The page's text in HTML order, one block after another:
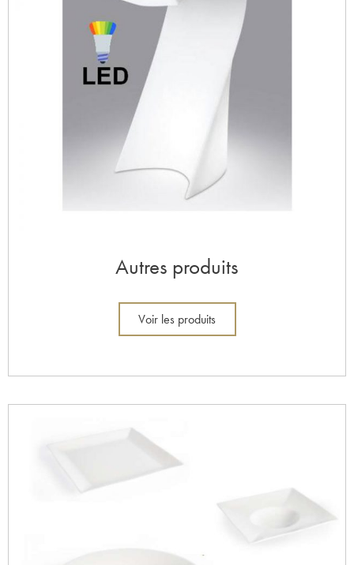
Autres produits
Voir les produits